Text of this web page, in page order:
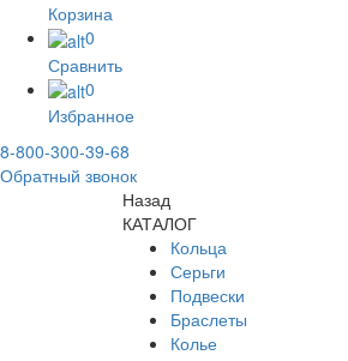
Корзина
0
Сравнить
0
Избранное
8-800-300-39-68
Обратный звонок
Назад
КАТАЛОГ
Кольца
Серьги
Подвески
Браслеты
Колье